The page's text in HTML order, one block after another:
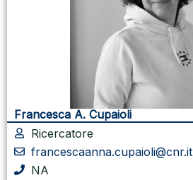
Francesca A. Cupaioli
Ricercatore
francescaanna.cupaioli@cnr.it
NA